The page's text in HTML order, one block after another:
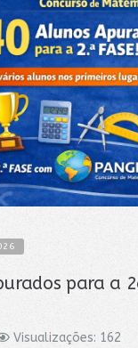
para a
Visualizações: 162